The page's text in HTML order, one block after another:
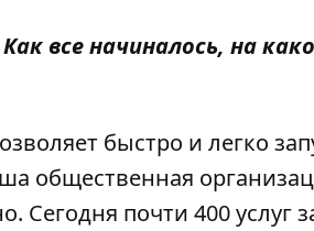
все начиналось, на
быстро и легко
общественная
Сегодня почти 400 услуг